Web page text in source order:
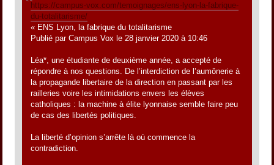
https://campus-vox.com/temoignages/ens-lyon-la-fabrique-
du-totalitarisme/
« ENS Lyon, la fabrique du totalitarisme
Publié par Campus Vox le 28 janvier 2020 à 10:46
Léa*, une étudiante de deuxième année, a accepté de
répondre à nos questions. De l’interdiction de l’aumônerie à
la propagande libertaire de la direction en passant par les
railleries voire les intimidations envers les élèves
catholiques : la machine à élite lyonnaise semble faire peu
de cas des libertés politiques.
La liberté d’opinion s’arrête là où commence la
contradiction.